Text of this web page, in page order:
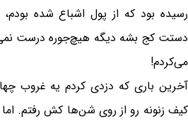
رسیده بود که از پول اشباع شده
دستت کج بشه دیگه هیچ‌جوره درست
می‌کردم!
آخرین باری که دزدی کردم یه غروب
کیف زنونه رو از روی شن‌ها کش رفتم.